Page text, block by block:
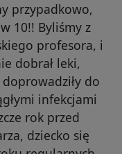
przypadkowo,
10!! Byliśmy z
profesora, i
dobrał leki,
do
infekcjami
rok przed
dziecko się